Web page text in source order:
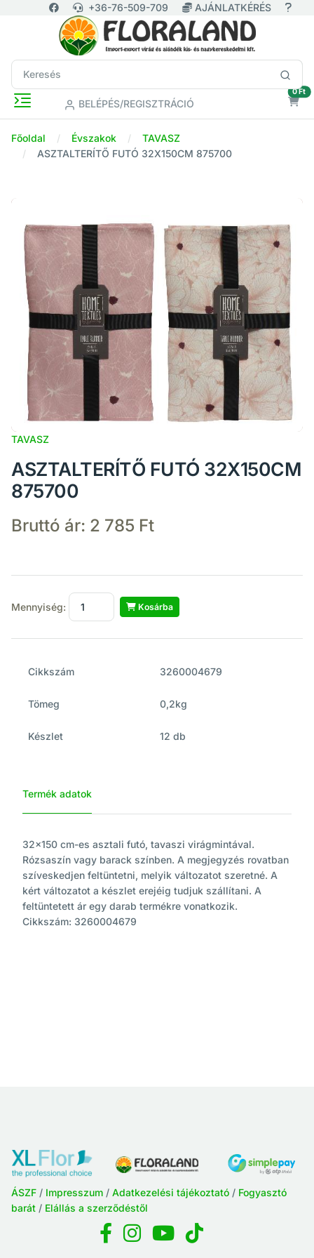
+36-76-509-709 AJÁNLATKÉRÉS
BELÉPÉS/REGISZTRÁCIÓ
0 Ft
Főoldal Évszakok
TAVASZ
ASZTALTERÍTŐ FUTÓ 32X150CM 875700
TAVASZ
ASZTALTERÍTŐ FUTÓ 32X150CM
875700
Bruttó ár: 2 785 Ft
Mennyiség: Kosárba
Cikkszám 3260004679
Tömeg 0,2kg
Készlet 12 db
Termék adatok
32x150 cm-es asztali futó, tavaszi virágmintával.
Rózsaszín vagy barack színben. A megjegyzés rovatban
szíveskedjen feltüntetni, melyik változatot szeretné. A
kért változatot a készlet erejéig tudjuk szállítani. A
feltüntetett ár egy darab termékre vonatkozik.
Cikkszám: 3260004679
ÁSZF / Impresszum / Adatkezelési tájékoztató / Fogyasztó
barát / Elállás a szerződéstől